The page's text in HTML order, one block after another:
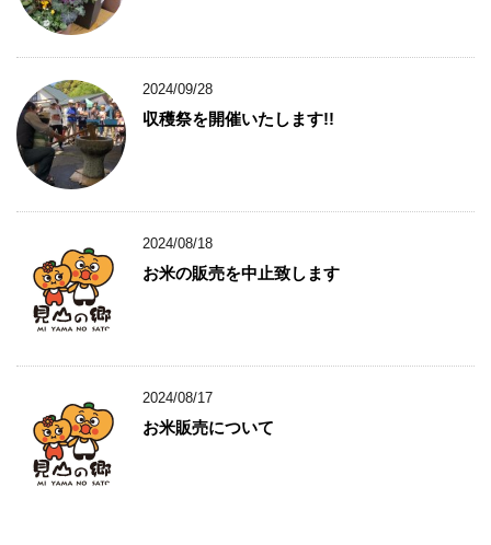
2024/09/28
収穫祭を開催いたします!!
2024/08/18
お米の販売を中止致します
2024/08/17
お米販売について